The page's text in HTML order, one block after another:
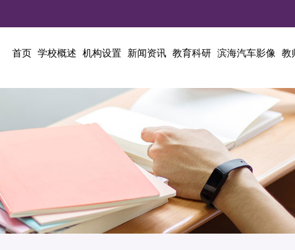
首页 学校概述 机构设置 新闻资讯 教育科研 滨海汽车影像 教